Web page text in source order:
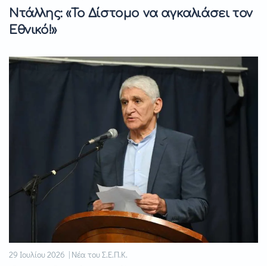
Ντάλλης: «Το Δίστομο να αγκαλιάσει τον
Εθνικό!»
29 Ιουλίου 2026 | Νέα του Σ.Ε.Π.Κ.